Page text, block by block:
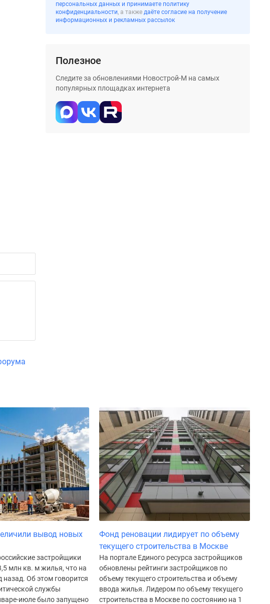
персональных данных и принимаете политику
конфиденциальности, а также даёте согласие на получение
информационных и рекламных рассылок
Полезное
Следите за обновлениями Новострой-М на самых
популярных площадках интернета
вывод новых
застройщики
млн кв. м жилья, что на
назад. Об этом говорится
службы
июле было запущено
Фонд реновации лидирует по объему
текущего строительства в Москве
На портале Единого ресурса застройщиков
обновлены рейтинги застройщиков по
объему текущего строительства и объему
ввода жилья. Лидером по объему текущего
строительства в Москве по состоянию на 1